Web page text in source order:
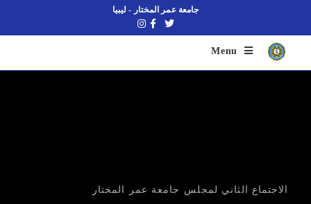
جامعة عمر المختار - ليبيا
Menu
الاجتماع الثاني لمجلس جامعة عمر المختار